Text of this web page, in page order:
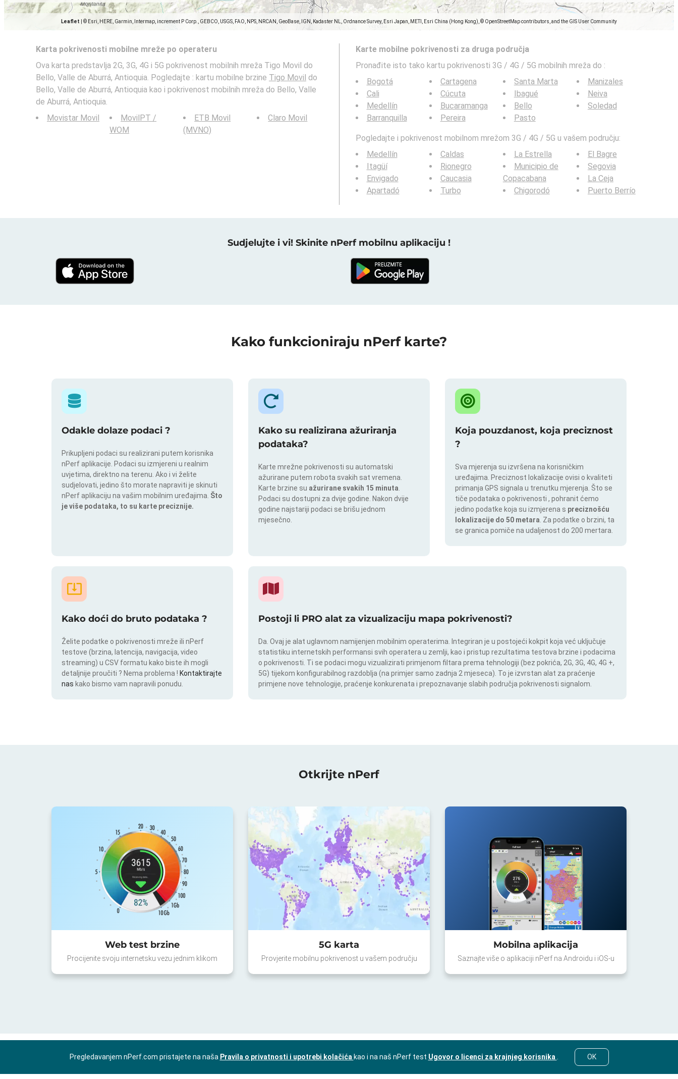
Leaflet © Esri, HERE, Garmin, Intermap, increment P Corp., GEBCO, USGS, FAO, NPS, NRCAN, GeoBase, IGN, Kadaster NL, Ordnance Survey, Esri Japan, METI, Esri China (Hong Kong), © OpenStreetMap contributors, and the GIS User Community
Karta pokrivenosti mobilne mreže po operateru
Ova karta predstavlja 2G, 3G, 4G i 5G pokrivenost mobilnih mreža Tigo Movil do
Bello, Valle de Aburrá, Antioquia. Pogledajte : kartu mobilne brzine Tigo Movil do
Bello, Valle de Aburrá, Antioquia kao i pokrivenost mobilnih mreža do Bello, Valle
de Aburrá, Antioquia.
Movistar Movil
MovilPT /
WOM
ETB Movil
(MVNO)
Claro Movil
Karte mobilne pokrivenosti za druga područja
Pronađite isto tako kartu pokrivenosti 3G / 4G / 5G mobilnih mreža do :
Bogotá
Cali
Medellín
Barranquilla
Cartagena
Cúcuta
Bucaramanga
Pereira
Santa Marta
Ibagué
Bello
Pasto
Manizales
Neiva
Soledad
Pogledajte i pokrivenost mobilnom mrežom 3G / 4G / 5G u vašem području:
Medellín
Itagüí
Envigado
Apartadó
Caldas
Rionegro
Caucasia
Turbo
La Estrella
Municipio de
Copacabana
Chigorodó
El Bagre
Segovia
La Ceja
Puerto Berrío
Sudjelujte i vi! Skinite nPerf mobilnu aplikaciju !
Kako funkcioniraju nPerf karte?
Odakle dolaze podaci ?
Prikupljeni podaci su realizirani putem korisnika
nPerf aplikacije. Podaci su izmjereni u realnim
uvjetima, direktno na terenu. Ako i vi želite
sudjelovati, jedino što morate napraviti je skinuti
nPerf aplikaciju na vašim mobilnim uređajima. Što
je više podataka, to su karte preciznije.
Kako su realizirana ažuriranja
podataka?
Karte mrežne pokrivenosti su automatski
ažurirane putem robota svakih sat vremena.
Karte brzine su ažurirane svakih 15 minuta
Podaci su dostupni za dvije godine. Nakon dvije
godine najstariji podaci se brišu jednom
mjesečno.
Koja pouzdanost, koja preciznost
?
Sva mjerenja su izvršena na korisničkim
uređajima. Preciznost lokalizacije ovisi o kvaliteti
primanja GPS signala u trenutku mjerenja. Što se
tiče podataka o pokrivenosti , pohranit ćemo
jedino podatke koja su izmjerena s preciznošću
lokalizacije do 50 metara . Za podatke o brzini, ta
se granica pomiče na udaljenost do 200 mertara.
Kako doći do bruto podataka ?
Želite podatke o pokrivenosti mreže ili nPerf
testove (brzina, latencija, navigacija, video
streaming) u CSV formatu kako biste ih mogli
detaljnije proučiti ? Nema problema ! Kontaktirajte
nas kako bismo vam napravili ponudu.
Postoji li PRO alat za vizualizaciju mapa pokrivenosti?
Da. Ovaj je alat uglavnom namijenjen mobilnim operaterima. Integriran je u postojeći kokpit koja već uključuje
statistiku internetskih performansi svih operatera u zemlji, kao i pristup rezultatima testova brzine i podacima
o pokrivenosti. Ti se podaci mogu vizualizirati primjenom filtara prema tehnologiji (bez pokrića, 2G, 3G, 4G, 4G +,
5G) tijekom konfigurabilnog razdoblja (na primjer samo zadnja 2 mjeseca). To je izvrstan alat za praćenje
primjene nove tehnologije, praćenje konkurenata i prepoznavanje slabih područja pokrivenosti signalom.
Otkrijte nPerf
Web test brzine
Procijenite svoju internetsku vezu jednim klikom
5G karta
Provjerite mobilnu pokrivenost u vašem području
Mobilna aplikacija
Saznajte više o aplikaciji nPerf na Androidu i iOS-u
Pregledavanjem nPerf.com pristajete na naša Pravila o privatnosti i upotrebi kolačića kao i na naš nPerf test Ugovor o licenci za krajnjeg korisnika OK